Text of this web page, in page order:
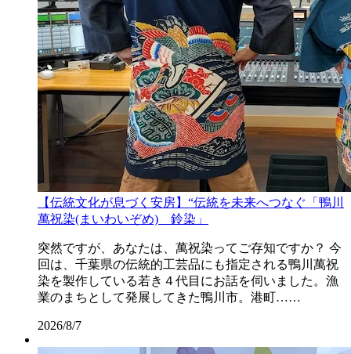
【伝統文化が息づく安房】“伝統を未来へつなぐ「鴨川
萬祝染(まいわいぞめ) 鈴染」
突然ですが、あなたは、萬祝染ってご存知ですか？ 今
回は、千葉県の伝統的工芸品にも指定される鴨川萬祝
染を製作している若き４代目にお話を伺いました。漁
業のまちとして発展してきた鴨川市。港町……
2026/8/7